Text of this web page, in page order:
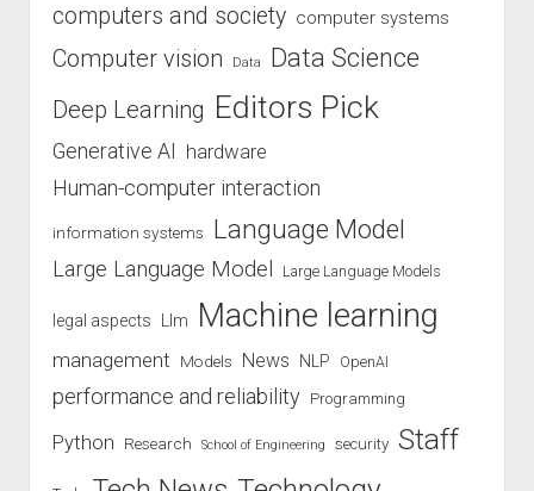
computers and society computer systems
Computer vision Data Data Science
Deep Learning Editors Pick
Generative AI hardware
Human-computer interaction
information systems Language Model
Large Language Model Large Language Models
legal aspects Llm Machine learning
management Models News NLP OpenAI
performance and reliability Programming
Python Research School of Engineering security Staff